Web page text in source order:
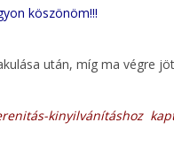
köszönöm!!!
után, míg ma végre
kinyilvánításhoz